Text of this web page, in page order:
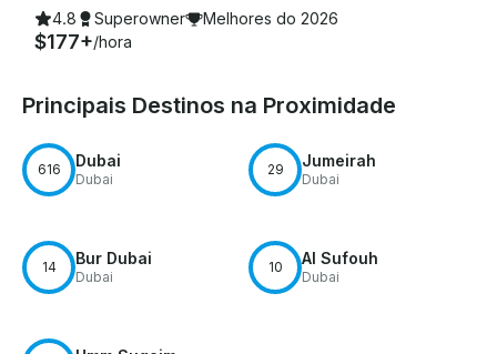
4.8 Superowner Melhores do 2026
$177+/hora
Principais Destinos na Proximidade
616 Dubai
Dubai
29 Jumeirah
Dubai
14 Bur Dubai
Dubai
10 Al Sufouh
Dubai